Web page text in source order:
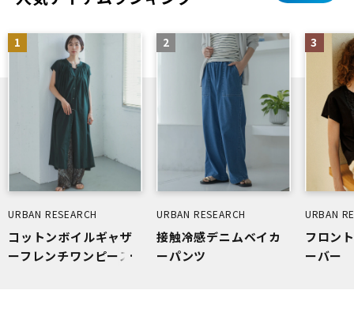
1
URBAN RESEARCH
コットンボイルギャザ
ーフレンチワンピース
2
URBAN RESEARCH
接触冷感デニムベイカ
ーパンツ
3
URBAN
フロン
ーバー